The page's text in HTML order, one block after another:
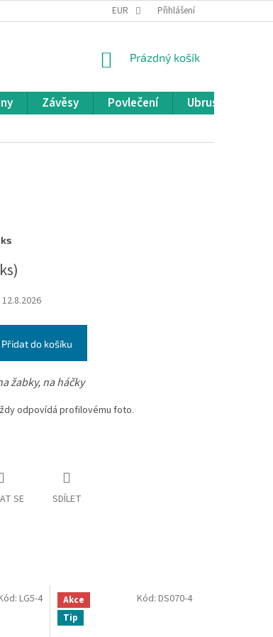
OBCHODNÍ PODMÍNKY
EUR Přihlášení
NÁKUPNÍ
Prázdný košík
Závěsy Povlečení Ubrusy
12.8.2026
Přidat do košíku
žabky, na háčky
odpovídá profilovému foto.
SE SDÍLET
LG5-4
Akce
Tip
Kód: DS070-4